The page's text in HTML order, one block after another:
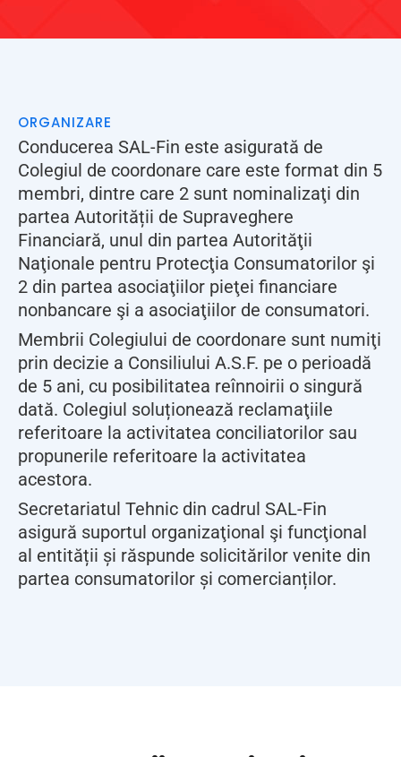
ORGANIZARE
Conducerea SAL-Fin este asigurată de
Colegiul de coordonare care este format din 5
membri, dintre care 2 sunt nominalizaţi din
partea Autorității de Supraveghere
Financiară, unul din partea Autorităţii
Naţionale pentru Protecţia Consumatorilor şi
2 din partea asociaţiilor pieţei financiare
nonbancare şi a asociaţiilor de consumatori.
Membrii Colegiului de coordonare sunt numiţi
prin decizie a Consiliului A.S.F. pe o perioadă
de 5 ani, cu posibilitatea reînnoirii o singură
dată. Colegiul soluționează reclamaţiile
referitoare la activitatea conciliatorilor sau
propunerile referitoare la activitatea
acestora.
Secretariatul Tehnic din cadrul SAL-Fin
asigură suportul organizaţional şi funcţional
al entității și răspunde solicitărilor venite din
partea consumatorilor și comercianților.